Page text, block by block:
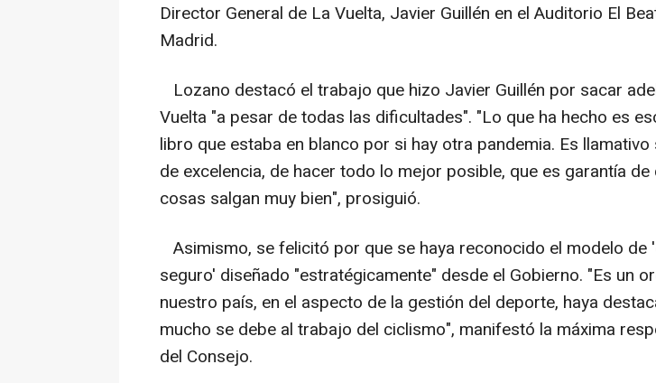
Director General de La Vuelta, Javier Guillén en el Auditorio El
Madrid.
Lozano destacó el trabajo que hizo Javier Guillén por sacar
Vuelta "a pesar de todas las dificultades". "Lo que ha hecho es
libro que estaba en blanco por si hay otra pandemia. Es
de excelencia, de hacer todo lo mejor posible, que es garantía de
cosas salgan muy bien", prosiguió.
Asimismo, se felicitó por que se haya reconocido el modelo de
seguro' diseñado "estratégicamente" desde el Gobierno. "Es un
nuestro país, en el aspecto de la gestión del deporte, haya
mucho se debe al trabajo del ciclismo", manifestó la máxima
del Consejo.